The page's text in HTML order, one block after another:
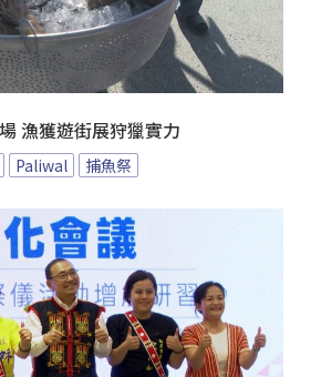
漁獲遊街展狩獵實力
Paliwal 捕魚祭